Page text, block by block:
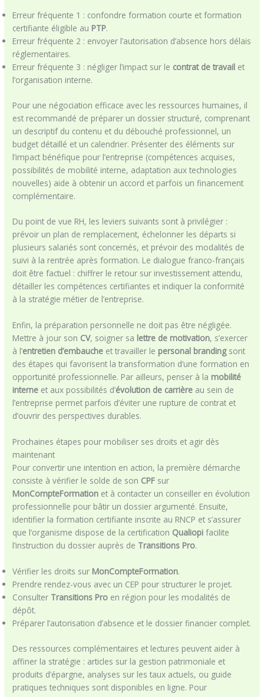
Erreur fréquente 1 : confondre formation courte et formation
certifiante éligible au PTP.
Erreur fréquente 2 : envoyer l’autorisation d’absence hors délais
réglementaires.
Erreur fréquente 3 : négliger l’impact sur le contrat de travail et
l’organisation interne.
Pour une négociation efficace avec les ressources humaines, il
est recommandé de préparer un dossier structuré, comprenant
un descriptif du contenu et du débouché professionnel, un
budget détaillé et un calendrier. Présenter des éléments sur
l’impact bénéfique pour l’entreprise (compétences acquises,
possibilités de mobilité interne, adaptation aux technologies
nouvelles) aide à obtenir un accord et parfois un financement
complémentaire.
Du point de vue RH, les leviers suivants sont à privilégier :
prévoir un plan de remplacement, échelonner les départs si
plusieurs salariés sont concernés, et prévoir des modalités de
suivi à la rentrée après formation. Le dialogue franco-français
doit être factuel : chiffrer le retour sur investissement attendu,
détailler les compétences certifiantes et indiquer la conformité
à la stratégie métier de l’entreprise.
Enfin, la préparation personnelle ne doit pas être négligée.
Mettre à jour son CV, soigner sa lettre de motivation, s’exercer
à l’entretien d’embauche et travailler le personal brandingsont
des étapes qui favorisent la transformation d’une formation en
opportunité professionnelle. Par ailleurs, penser à la mobilité
interne et aux possibilités d’évolution de carrière au sein de
l’entreprise permet parfois d’éviter une rupture de contrat et
d’ouvrir des perspectives durables.
Prochaines étapes pour mobiliser ses droits et agir dès
maintenant
Pour convertir une intention en action, la première démarche
consiste à vérifier le solde de son CPF sur
MonCompteFormation et à contacter un conseiller en évolution
professionnelle pour bâtir un dossier argumenté. Ensuite,
identifier la formation certifiante inscrite au RNCP et s’assurer
que l’organisme dispose de la certification Qualiopi facilite
l’instruction du dossier auprès de Transitions Pro.
Vérifier les droits sur MonCompteFormation.
Prendre rendez-vous avec un CEP pour structurer le projet.
Consulter Transitions Pro en région pour les modalités de
dépôt.
Préparer l’autorisation d’absence et le dossier financier complet.
Des ressources complémentaires et lectures peuvent aider à
affiner la stratégie : articles sur la gestion patrimoniale et
produits d’épargne, analyses sur les taux actuels, ou guide
pratiques techniques sont disponibles en ligne. Pour